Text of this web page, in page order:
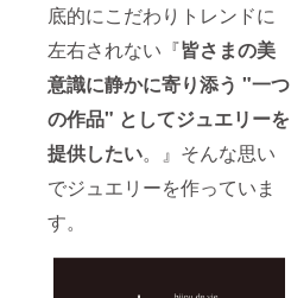
底的にこだわりトレンドに
左右されない『皆さまの美
意識に静かに寄り添う "一つ
の作品" としてジュエリーを
提供したい。』そんな思い
でジュエリーを作っていま
す。